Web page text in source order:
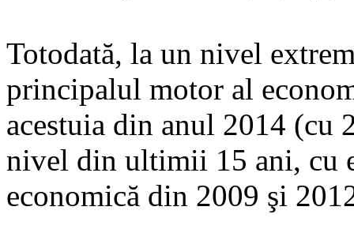
Totodată, la un nivel
principalul motor al
acestuia din anul 2014 (cu
nivel din ultimii 15 ani, cu
economică din 2009 şi